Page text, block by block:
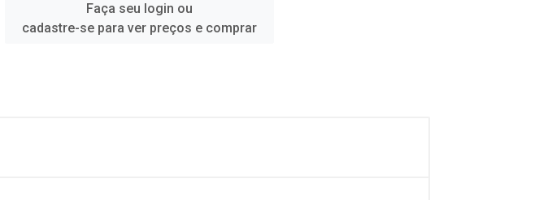
Faça seu login ou
cadastre-se para ver preços e comprar